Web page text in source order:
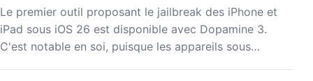
Le premier outil proposant le jailbreak des iPhone et
iPad sous iOS 26 est disponible avec Dopamine 3.
C'est notable en soi, puisque les appareils sous…